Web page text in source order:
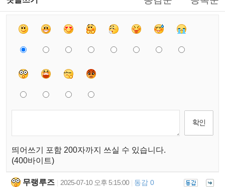
띄어쓰기 포함 200자까지 쓰실 수 있습니다.
(400바이트)
무랭루즈 2025-07-10 오후 5:15:00 동감 0